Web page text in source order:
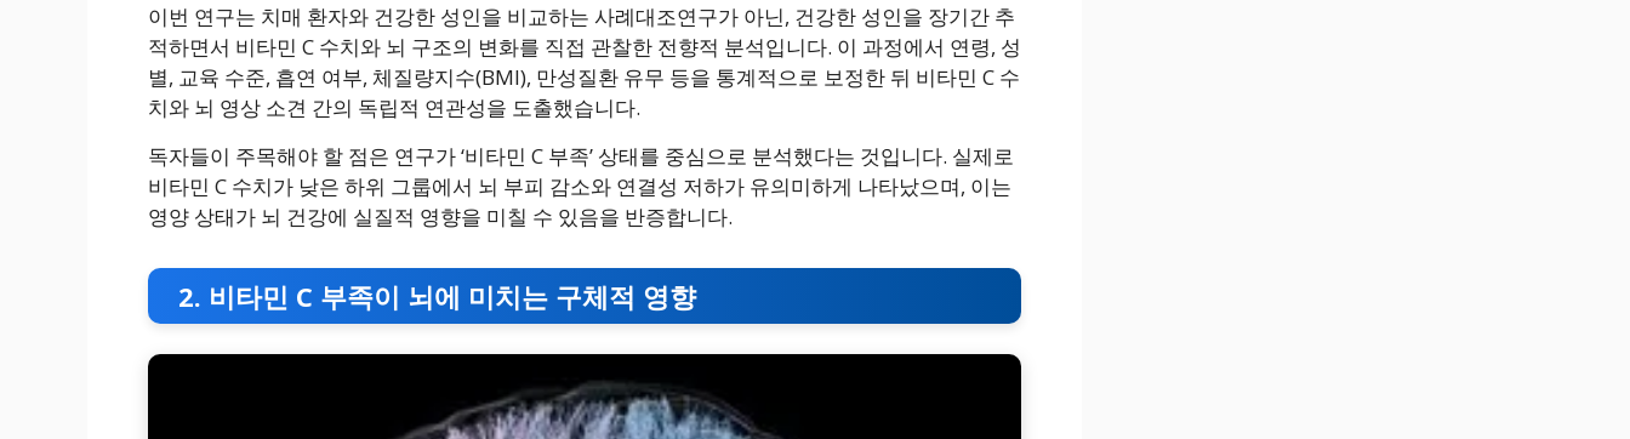
이번 연구는 치매 환자와 건강한 성인을 비교하는 사례대조연구가 아닌, 건강한 성인을 장기간 추
적하면서 비타민 C 수치와 뇌 구조의 변화를 직접 관찰한 전향적 분석입니다. 이 과정에서 연령, 성
별, 교육 수준, 흡연 여부, 체질량지수(BMI), 만성질환 유무 등을 통계적으로 보정한 뒤 비타민 C 수
치와 뇌 영상 소견 간의 독립적 연관성을 도출했습니다.
독자들이 주목해야 할 점은 연구가 ‘비타민 C 부족’ 상태를 중심으로 분석했다는 것입니다. 실제로
비타민 C 수치가 낮은 하위 그룹에서 뇌 부피 감소와 연결성 저하가 유의미하게 나타났으며, 이는
영양 상태가 뇌 건강에 실질적 영향을 미칠 수 있음을 반증합니다.
2. 비타민 C 부족이 뇌에 미치는 구체적 영향